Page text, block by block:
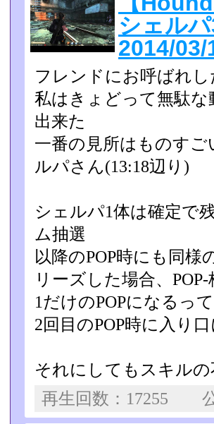
シェル
2014/03/
フレンドにお呼ばれ
私はきょどって無駄
出来た
一番の見所はものす
ルパさん(13:18辺り)
シェルパ1体は確定で
ム抽選
以降のPOP時にも同
リーズした場合、POP-
1だけのPOPになるっ
2回目のPOP時に入り
それにしてもスキルの
再生回数：17255